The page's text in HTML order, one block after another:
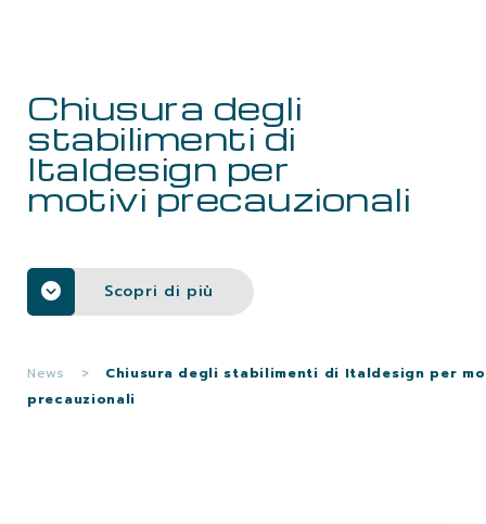
CONTATTI
Chiusura degli
stabilimenti di
Italdesign per
motivi precauzionali
Scopri di più
News >
Chiusura degli stabilimenti di Italdesign per
precauzionali